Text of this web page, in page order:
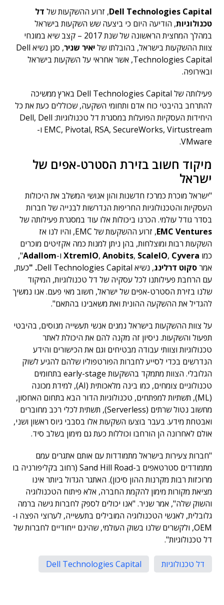
Dell Technologies Capital, זרוע ההשקעות של דל
טכנולוגיות, הודיעה היום כי ביצעה שש השקעות בישראל
במהלך המחצית הראשונה של שנת 2017 – קצב שיא במונחי
צוות ההשקעות בישראל, בהובלתו שליאיר שניר, סגן נשיא Dell
TechnologiesCapital, אשר אחראי על השקעות בישראל
ובאירופה.
פעילותה של Dell Technologies Capital בארץ ממשיכה
להתרחב בהיבטי כוח אדם ותחומי השקעה, שכוללים כעת את כל
היחידות העסקיות הפועלות במסגרת דל טכנולוגיות: Dell, Dell
EMC, Pivotal, RSA, SecureWorks, Virtustream ו-
VMware.
מיקוד חשוב בזירת הסטרט-אפים של
ישראל
"ישראל מוכרת כמרכז חדשנות והון אנושי המשלב את היכולות
העסקיות והטכנולוגיות החריפות הנדרשות לבנייה של חברות
בסדר גודל עולמי. הכרנו ביכולות אלו עוד במסגרת פעילותה של
EMC Ventures
, זרוע ההשקעות של EMC, והיו לנו אז
השקעות רבות ומוצלחות, בהן ניתן למנות כמה אקזיטים מוכרים
כמו
XtremIO, Anobits, ScaleIO, Cyvera ו-Adallom
",
אמרסקוט דרלינג, נשיא Dell Technologies Capital . "כעת,
עם הרחבת פעילותנו לכל עסקיה של דל טכנולוגיות, המיקוד
שלנו בזירת הסטרט-אפים של ישראל, חשוב מאי פעם. אנו נמשיך
להגדיל את ההשקעה ההונית ואת משאבינו בהתאם".
על צוות ההשקעות בישראל נמנים אנשי תעשייה מנוסים, בהיבטי
תפעול והשקעות. ניסיון זה מקנה להם את היכולת לאתר
טכנולוגיות וצוותי עבודה מבטיחים וגם את הכישורים והידע
הנדרשים בכדי לסייע לחברות הפורטפוליו שלהם להגיע לשוק
הגלובלי. הצוות מתמקד בהשקעות early-stage בתחומים
טכנולוגיים צומחים, כמו בינה מלאכותית (AI), למידת מכונה
(ML), תשתיות למפתחים, טכנולוגיות הדור הבא בתחום האחסון,
מחשוב נטול שרתים (Serverless), תשתית לכלי רכב מחוברים
ואבטחת מידע. בעבר בוצעו השקעות אלו בסבבי גיוס ראשון ושני,
אולם לאחרונה הן הורחבו וכוללות כעת גם מימון בשלב סיד.
"חברות צעירות בישראל מתמודדות עם אותם אתגרים עמם
מתמודדים סטרטאפים ב-Sand Hill Road (רחוב בקליפורניה בו
מרוכזות רבות מקרנות ההון סיכון). האתגר הגדול ביותר אינו
מציאת מקורות מימון להקמת החברה, אלא פיתוח הטכנולוגיה
והשוק שלה", אמר שניר. "אנו יכולים לספק לחברות גישה ברמה
גלובלית, לאנשי הטכנולוגיה המובילים בתעשייה, לערוצי הפצה ו-
OEM, ולקשרים שלנו בשוק העולמי, שהינם ייחודיים לחברות של
דל טכנולוגיות".
דל טכנולוגיות Dell Technologies Capital